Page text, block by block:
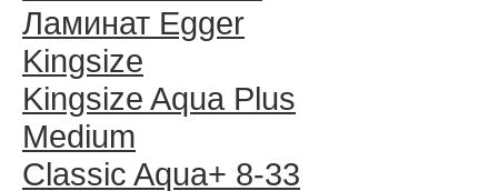
Ламинат Egger
Kingsize
Kingsize Aqua Plus
Medium
Classic Aqua+ 8-33